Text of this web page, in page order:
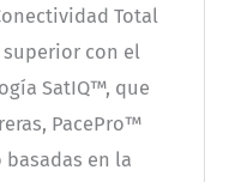
Total
con el
SatIQ™, que
PacePro™
en la